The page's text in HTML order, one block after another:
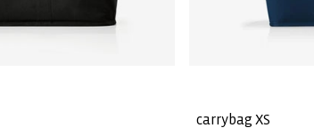
carrybag XS